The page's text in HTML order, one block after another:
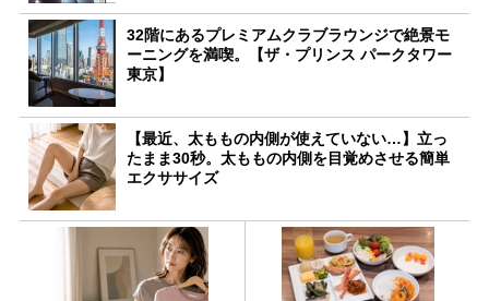
32階にあるプレミアムクラブラウンジで絶景モ
ーニングを満喫。【ザ・プリンス パークタワー
東京】
【最近、太ももの内側が使えていない…】立っ
たまま30秒。太ももの内側を目覚めさせる簡単
エクササイズ